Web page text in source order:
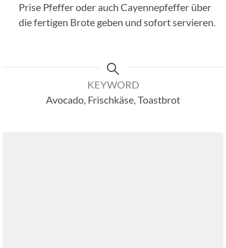
Prise Pfeffer oder auch Cayennepfeffer über
die fertigen Brote geben und sofort servieren.
KEYWORD
Avocado, Frischkäse, Toastbrot